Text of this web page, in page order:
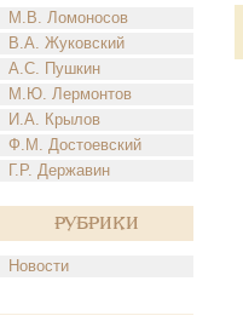
М.В. Ломоносов
В.А. Жуковский
А.С. Пушкин
М.Ю. Лермонтов
И.А. Крылов
Ф.М. Достоевский
Г.Р. Державин
Рубрики
Новости